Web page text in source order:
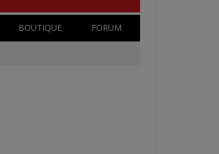
BOUTIQUE FORUM